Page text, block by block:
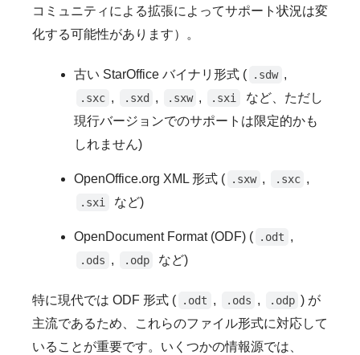
コミュニティによる拡張によってサポート状況は変
化する可能性があります）。
古い StarOffice バイナリ形式 ( .sdw ,
.sxc , .sxd , .sxw , .sxi
など、ただし
現行バージョンでのサポートは限定的かも
しれません)
OpenOffice.org XML 形式 ( .sxw , .sxc ,
.sxi など)
OpenDocument Format (ODF) ( .odt ,
.ods , .odp など)
特に現代では ODF 形式 ( .odt , .ods , .odp ) が
主流であるため、これらのファイル形式に対応して
いることが重要です。いくつかの情報源では、